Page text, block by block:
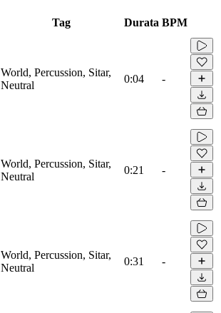
Tag Durata BPM
World, Percussion, Sitar,
Neutral
0:04 -
World, Percussion, Sitar,
Neutral
0:21 -
World, Percussion, Sitar,
Neutral
0:31 -